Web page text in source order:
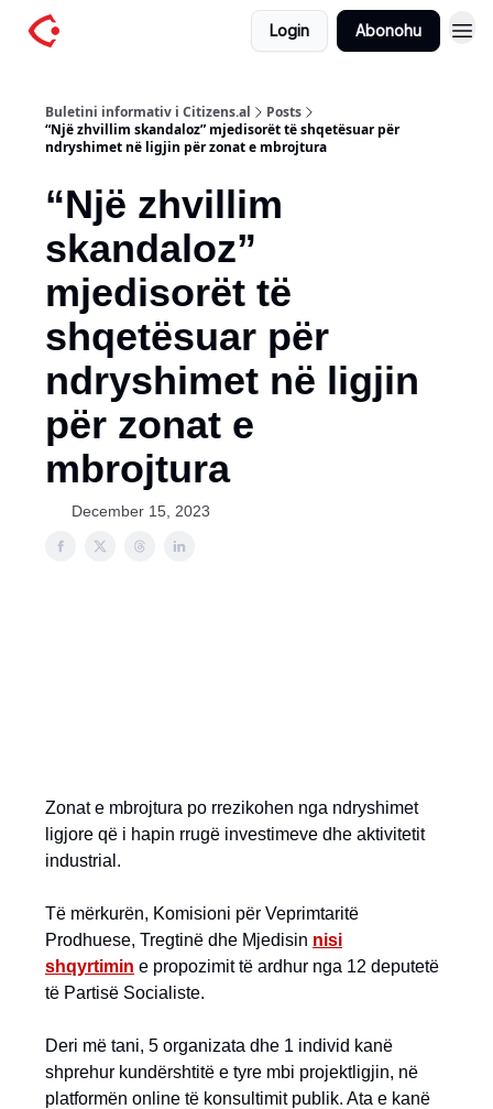
Login Abonohu
Buletini informativ i Citizens.al
Posts
“Një zhvillim skandaloz” mjedisorët të shqetësuar për
ndryshimet në ligjin për zonat e mbrojtura
“Një zhvillim
skandaloz”
mjedisorët të
shqetësuar për
ndryshimet në ligjin
për zonat e
mbrojtura
December 15, 2023
Zonat e mbrojtura po rrezikohen nga ndryshimet
ligjore që i hapin rrugë investimeve dhe aktivitetit
industrial.
Të mërkurën, Komisioni për Veprimtaritë
Prodhuese, Tregtinë dhe Mjedisin nisi
shqyrtimin e propozimit të ardhur nga 12 deputetë
të Partisë Socialiste.
Deri më tani, 5 organizata dhe 1 individ kanë
shprehur kundërshtitë e tyre mbi projektligjin, në
platformën online të konsultimit publik. Ata e kanë